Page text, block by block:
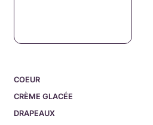
COEUR
CRÈME GLACÉE
DRAPEAUX